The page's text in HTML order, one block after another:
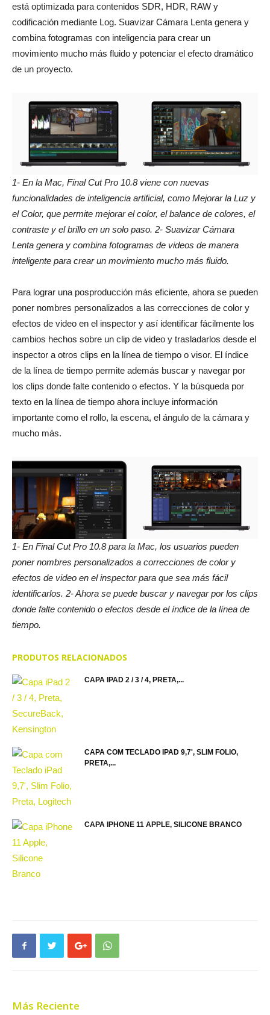
está optimizada para contenidos SDR, HDR, RAW y
codificación mediante Log. Suavizar Cámara Lenta genera y
combina fotogramas con inteligencia para crear un
movimiento mucho más fluido y potenciar el efecto dramático
de un proyecto.
1- En la Mac, Final Cut Pro 10.8 viene con nuevas
funcionalidades de inteligencia artificial, como Mejorar la Luz y
el Color, que permite mejorar el color, el balance de colores, el
contraste y el brillo en un solo paso. 2- Suavizar Cámara
Lenta genera y combina fotogramas de videos de manera
inteligente para crear un movimiento mucho más fluido.
Para lograr una posproducción más eficiente, ahora se pueden
poner nombres personalizados a las correcciones de color y
efectos de video en el inspector y así identificar fácilmente los
cambios hechos sobre un clip de video y trasladarlos desde el
inspector a otros clips en la línea de tiempo o visor. El índice
de la línea de tiempo permite además buscar y navegar por
los clips donde falte contenido o efectos. Y la búsqueda por
texto en la línea de tiempo ahora incluye información
importante como el rollo, la escena, el ángulo de la cámara y
mucho más.
1- En Final Cut Pro 10.8 para la Mac, los usuarios pueden
poner nombres personalizados a correcciones de color y
efectos de video en el inspector para que sea más fácil
identificarlos. 2- Ahora se puede buscar y navegar por los clips
donde falte contenido o efectos desde el índice de la línea de
tiempo.
PRODUTOS RELACIONADOS
CAPA IPAD 2 / 3 / 4, PRETA,...
CAPA COM TECLADO IPAD 9,7', SLIM FOLIO,
PRETA,...
CAPA IPHONE 11 APPLE, SILICONE BRANCO
Más Reciente